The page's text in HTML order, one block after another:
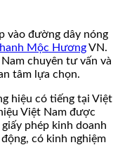
vào đường dây nóng
Mộc HươngVN.
chuyên tư vấn và
tâm lựa chọn.
hiệu có tiếng tại Việt
Việt Nam được
phép kinh doanh
có kinh nghiệm